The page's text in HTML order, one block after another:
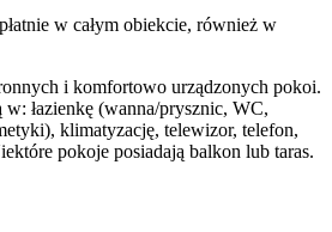
w całym obiekcie, również w
i komfortowo urządzonych pokoi.
łazienkę (wanna/prysznic, WC,
klimatyzację, telewizor, telefon,
pokoje posiadają balkon lub taras.